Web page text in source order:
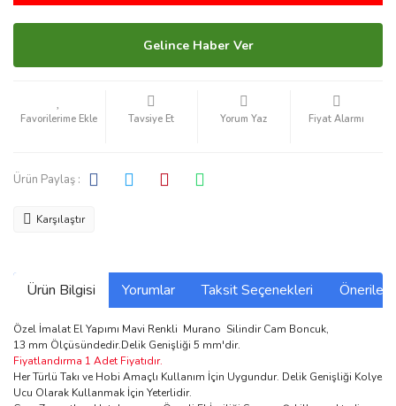
Gelince Haber Ver
Tavsiye Et Yorum Yaz Fiyat Alarmı
Ürün Paylaş :
Karşılaştır
Ürün Bilgisi Yorumlar Taksit Seçenekleri
Özel İmalat El Yapımı Mavi Renkli Murano Silindir Cam Boncuk,
13 mm Ölçüsündedir.Delik Genişliği 5 mm'dir.
Fiyatlandırma 1 Adet Fiyatıdır.
Her Türlü Takı ve Hobi Amaçlı Kullanım İçin Uygundur. Delik Genişliği Kolye
Ucu Olarak Kullanmak İçin Yeterlidir.